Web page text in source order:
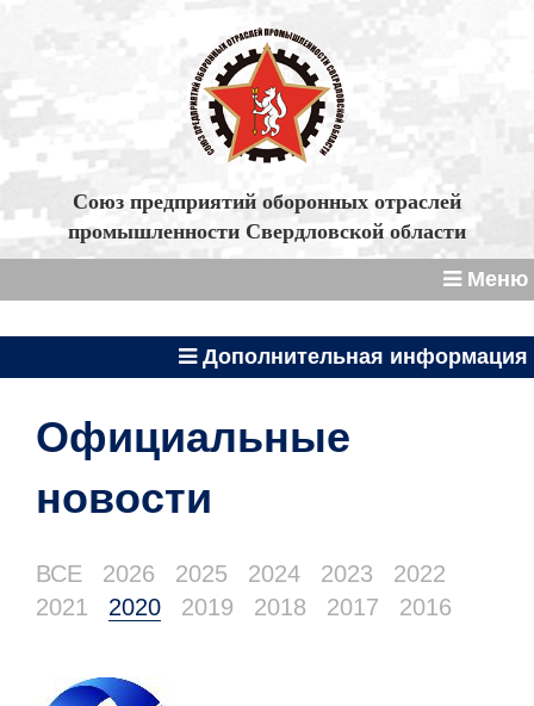
Союз предприятий оборонных отраслей
промышленности Свердловской области
Меню
Дополнительная информация
Официальные
новости
ВСЕ 2026 2025 2024 2023
2022
2021
2020 2019 2018 2017 2016